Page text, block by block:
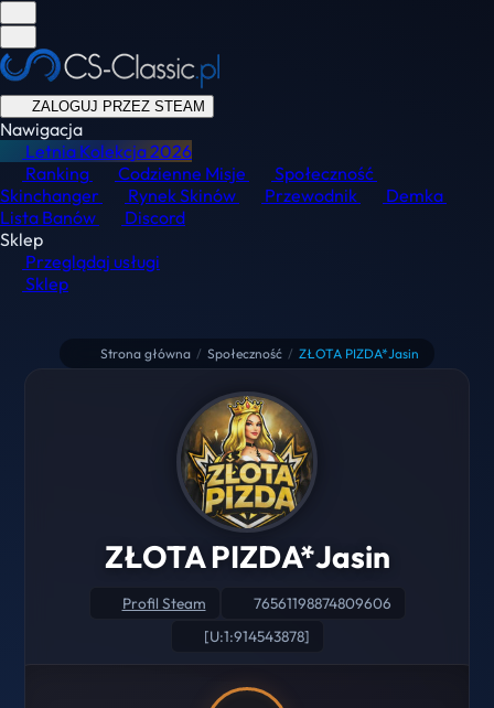
ZALOGUJ PRZEZ STEAM
Nawigacja
Letnia Kolekcja2026
Ranking
Codzienne Misje
Społeczność
Skinchanger
Rynek Skinów Przewodnik
Demka
Lista Banów
Discord
Sklep
Przeglądaj usługi
Sklep
Strona główna / Społeczność / ZŁOTA PIZDA*Jasin
ZŁOTA PIZDA*Jasin
Profil Steam
76561198874809606
[U:1:914543878]